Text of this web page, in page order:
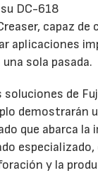
DC-618
capaz de
aplicaciones
sola pasada.
soluciones de
demostrarán
que abarca la
especializado,
y la